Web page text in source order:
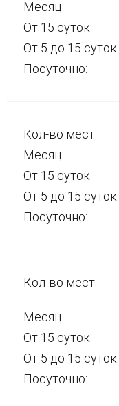
Месяц:
От 15 суток:
От 5 до 15 суток:
Посуточно:
Кол-во мест:
Месяц:
От 15 суток:
От 5 до 15 суток:
Посуточно:
Кол-во мест:
Месяц:
От 15 суток:
От 5 до 15 суток:
Посуточно: